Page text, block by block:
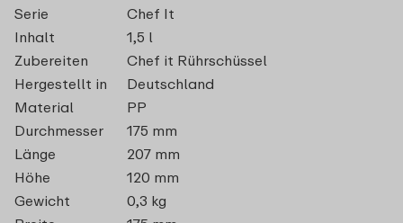
Serie
Chef It
Inhalt
1,5 l
Zubereiten
Chef it Rührschüssel
Hergestellt in
Deutschland
Material
PP
Durchmesser
175 mm
Länge
207 mm
Höhe
120 mm
Gewicht
0,3 kg